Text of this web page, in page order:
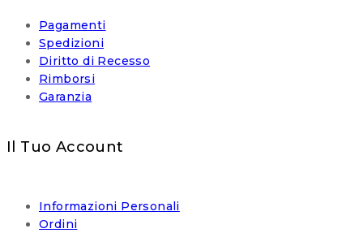
Pagamenti
Spedizioni
Diritto di Recesso
Rimborsi
Garanzia
Il Tuo Account
Informazioni Personali
Ordini